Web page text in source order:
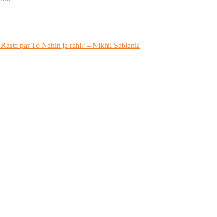
Raste par To Nahin ja rahi? – Nikhil Sablania